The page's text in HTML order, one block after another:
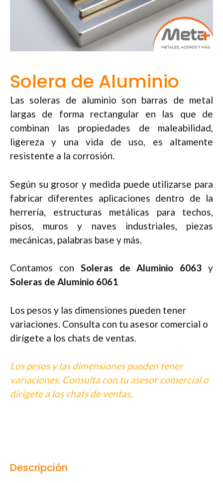
Solera de Aluminio
Las soleras de aluminio son barras de metal
largas de forma rectangular en las que de
combinan las propiedades de maleabilidad,
ligereza y una vida de uso, es altamente
resistente a la corrosión.
Según su grosor y medida puede utilizarse para
fabricar diferentes aplicaciones dentro de la
herrería, estructuras metálicas para techos,
pisos, muros y naves industriales, piezas
mecánicas, palabras base y más.
Contamos con Soleras de Aluminio 6063 y
Soleras de Aluminio 6061
Los pesos y las dimensiones pueden tener
variaciones. Consulta con tu asesor comercial o
dirígete a los chats de ventas.
Los pesos y las dimensiones pueden tener
variaciones. Consulta con tu asesor comercial o
dirígete a los chats de ventas.
Descripción